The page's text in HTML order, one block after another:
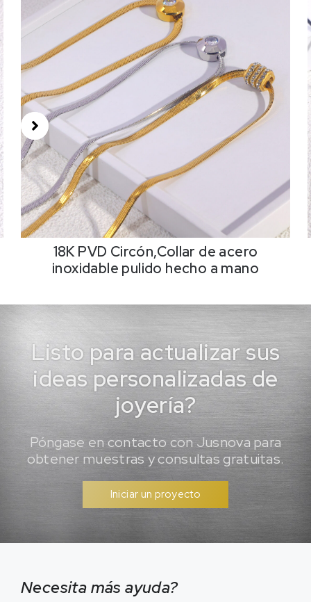
18K PVD Circón,Collar de acero
inoxidable pulido hecho a mano
Listo para actualizar sus
ideas personalizadas de
joyería?
Póngase en contacto con Jusnova para
obtener muestras y consultas gratuitas.
Iniciar un proyecto
Necesita más ayuda?